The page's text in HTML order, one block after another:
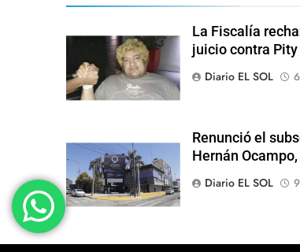
La Fiscalía
juicio contra
Diario EL SOL
Renunció el
Hernán
Diario EL SOL